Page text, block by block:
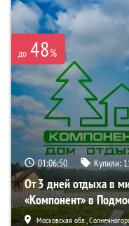
до 48%
01:06:49 Купили:
От 3 дней отдыха в
«Компонент» в
Московская обл.,